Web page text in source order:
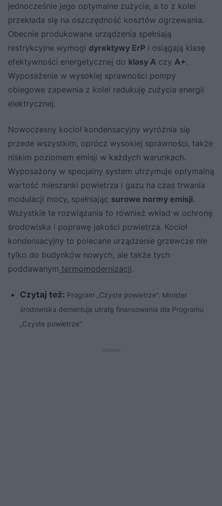
jednocześnie jego optymalne zużycie, a to z kolei
przekłada się na oszczędność kosztów ogrzewania.
Obecnie produkowane urządzenia spełniają
restrykcyjne wymogi dyrektywy ErP i osiągają klasę
efektywności energetycznej do klasy A czy A+.
Wyposażenie w wysokiej sprawności pompy
obiegowe zapewnia z kolei redukuję zużycia energii
elektrycznej.
Nowoczesny kocioł kondensacyjny wyróżnia się
przede wszystkim, oprócz wysokiej sprawności, także
niskim poziomem emisji w każdych warunkach.
Wyposażony w specjalny system utrzymuje optymalną
wartość mieszanki powietrza i gazu na czas trwania
modulacji mocy, spełniając surowe normy emisji.
Wszystkie te rozwiązania to również wkład w ochronę
środowiska i poprawę jakości powietrza. Kocioł
kondensacyjny to polecane urządzenie grzewcze nie
tylko do budynków nowych, ale także tych
poddawanym termomodernizacji.
Czytaj też: Program „Czyste powietrze”. Minister
środowiska dementuje utratę finansowania dla Programu
„Czyste powietrze”